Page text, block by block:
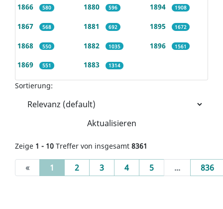
1866 580
1867 568
1868 550
1869 551
1880 596
1881 692
1882 1035
1883 1314
1894 1908
1895 1672
1896 1561
Sortierung:
Aktualisieren
Zeige 1 - 10 Treffer von insgesamt 8361
« 1 (current)
2 3 4 5 ... 836